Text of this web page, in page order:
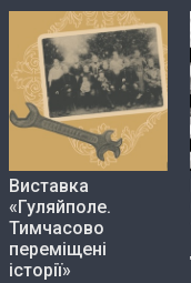
Виставка
«Гуляйполе.
Тимчасово
переміщені
історії»